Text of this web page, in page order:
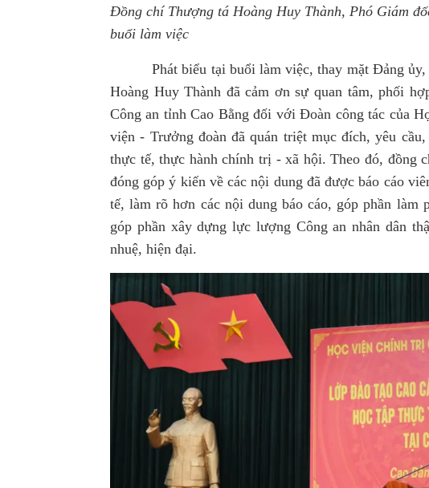
Đồng chí Thượng tá Hoàng Huy Thành, Phó Giám
buổi làm việc
Phát biểu tại buổi làm việc, thay mặt Đảng ủy,
Hoàng Huy Thành đã cảm ơn sự quan tâm, phối
Công an tỉnh Cao Bằng đối với Đoàn công tác của
viện - Trưởng đoàn đã quán triệt mục đích, yêu
thực tế, thực hành chính trị - xã hội. Theo đó, đồng
đóng góp ý kiến về các nội dung đã được báo cáo
tế, làm rõ hơn các nội dung báo cáo, góp phần làm
góp phần xây dựng lực lượng Công an nhân dân
nhuệ, hiện đại.